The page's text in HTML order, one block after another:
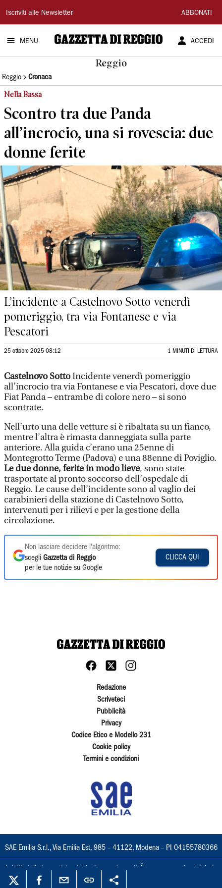
Gazzetta
di
Reggio
Iscriviti alle Newsletter ABBONATI
MENU ACCEDI
Reggio
Reggio Cronaca
Nella Bassa
Scontro tra due Panda
all’incrocio, una si rovescia: due
donne ferite
L’incidente a Castelnovo Sotto venerdì
pomeriggio, tra via Fontanese e via
Pescatori
25 ottobre 2025 08:12 1 MINUTI DI LETTURA
Castelnovo SottoIncidente venerdì pomeriggio
all’incrocio tra via Fontanese e via Pescatori, dove due
Fiat Panda – entrambe di colore nero – si sono
scontrate.
Nell’urto una delle vetture si è ribaltata su un fianco,
mentre l’altra è rimasta danneggiata sulla parte
anteriore. Alla guida c’erano una 25enne di
Montegrotto Terme (Padova) e una 88enne di Poviglio.
Le due donne, ferite in modo lieve, sono state
trasportate al pronto soccorso dell’ospedale di
Reggio. Le cause dell’incidente sono al vaglio dei
carabinieri della stazione di Castelnovo Sotto,
intervenuti per i rilievi e per la gestione della
circolazione.
Non lasciare decidere l'algoritmo:
scegli Gazzetta di Reggio
per le tue notizie su Google
CLICCA QUI
Redazione
Scriveteci
Pubblicità
Privacy
Codice Etico e Modello 231
Cookie policy
Termini e condizioni
SAE Emilia S.r.l., Via Emilia Est, 985 – 41122, Modena – PI 04155780366
I diritti delle immagini e dei testi sono riservati. È espressamente vietata la
loro riproduzione con qualsiasi mezzo e l'adattamento totale o parziale.